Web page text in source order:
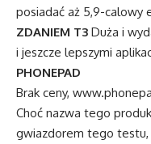
posiadać aż 5,9-calowy
ZDANIEM T3 Duża i
i jeszcze lepszymi
PHONEPAD
Brak ceny,
Choć nazwa tego
gwiazdorem tego testu,